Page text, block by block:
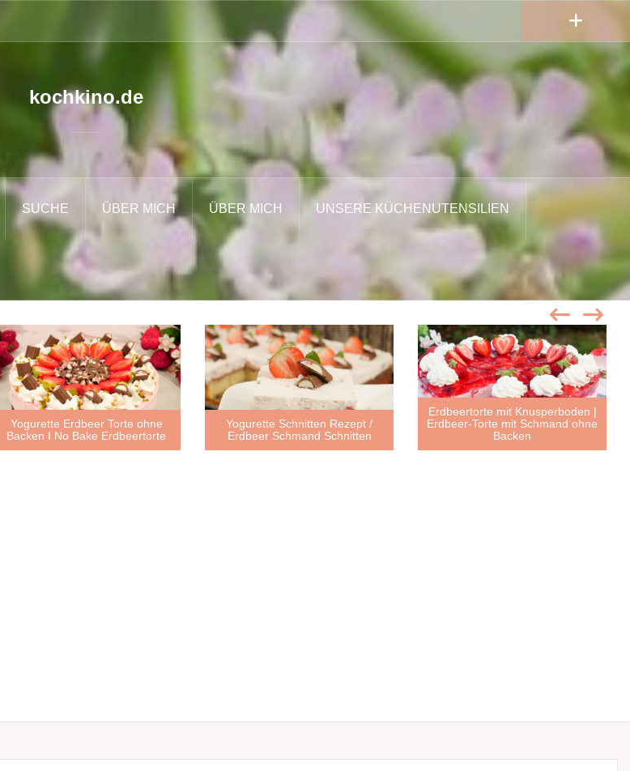
kochkino.de
SUCHE ÜBER MICH ÜBER MICH UNSERE KÜCHENUTENSILIEN
Yogurette Erdbeer Torte ohne
Backen I No Bake Erdbeertorte
Yogurette Schnitten Rezept /
Erdbeer Schmand Schnitten
Erdbeertorte mit Knusperboden |
Erdbeer-Torte mit Schmand ohne
Backen